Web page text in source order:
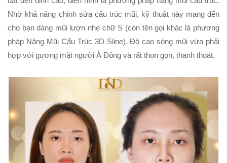
Nhờ khả năng chỉnh sửa cấu trúc mũi, kỹ thuật này mang đến
cho bạn dáng mũi lượn nhẹ chữ S (còn tên gọi khác là phương
pháp Nâng Mũi Cấu Trúc 3D Sline). Độ cao sóng mũi vừa phải
hợp với gương mặt người Á Đông và rất thon gọn, thanh thoát.